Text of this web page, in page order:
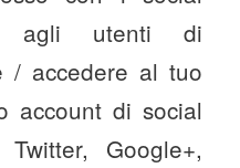
agli utenti di
/ accedere al tuo
account di social
Google+,